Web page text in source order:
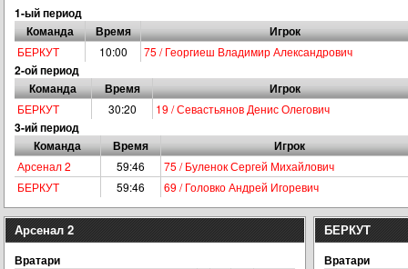
1-ый период
Команда
Время Игрок
БЕРКУТ 10:00 75 / Георгиеш Владимир Александрович
2-ой период
Команда
Время Игрок
БЕРКУТ 30:20 19 / Севастьянов Денис Олегович
3-ий период
Команда
Время Игрок
Арсенал 2 59:46
75 / Буленок Сергей Михайлович
БЕРКУТ
59:46 69 / Головко Андрей Игоревич
Арсенал 2
Вратари
БЕРКУТ
Вратари